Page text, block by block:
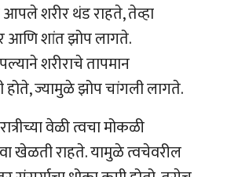
आपले शरीर थंड राहते, तेव्हा
शांत झोप लागते.
शरीराचे तापमान
होते, ज्यामुळे झोप चांगली लागते.
वेळी त्वचा मोकळी
खेळती राहते. यामुळे त्वचेवरील